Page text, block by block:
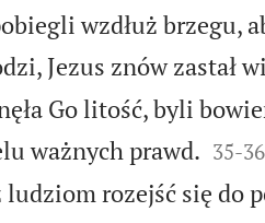
wzdłuż brzegu,
Jezus znów zastał
Go litość, byli
ważnych prawd.
35-36
rozejść się do